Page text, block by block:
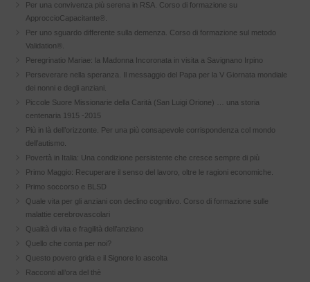
Per una convivenza più serena in RSA. Corso di formazione su
ApproccioCapacitante®.
Per uno sguardo differente sulla demenza. Corso di formazione sul metodo
Validation®.
Peregrinatio Mariae: la Madonna Incoronata in visita a Savignano Irpino
Perseverare nella speranza. Il messaggio del Papa per la V Giornata mondiale
dei nonni e degli anziani.
Piccole Suore Missionarie della Carità (San Luigi Orione) … una storia
centenaria 1915 -2015
Più in là dell’orizzonte. Per una più consapevole corrispondenza col mondo
dell’autismo.
Povertà in Italia: Una condizione persistente che cresce sempre di più
Primo Maggio: Recuperare il senso del lavoro, oltre le ragioni economiche.
Primo soccorso e BLSD
Quale vita per gli anziani con declino cognitivo. Corso di formazione sulle
malattie cerebrovascolari
Qualità di vita e fragilità dell’anziano
Quello che conta per noi?
Questo povero grida e il Signore lo ascolta
Racconti all’ora del thè